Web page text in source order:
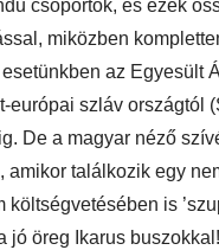
csoportok, és ezek
miközben
az Egyesült
európai szláv országtól
De a magyar néző
amikor találkozik egy
költségvetésében is
jó öreg Ikarus buszokkal!